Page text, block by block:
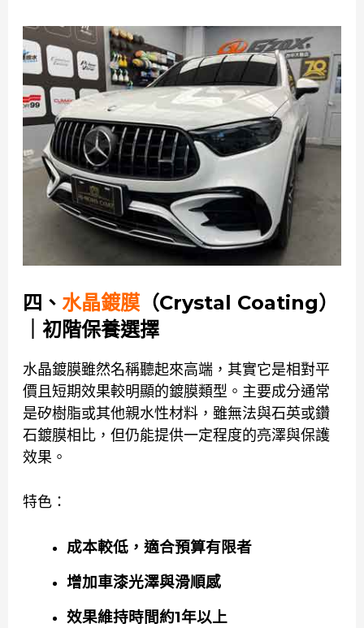
四、 水晶鍍膜（Crystal Coating）
｜初階保養選擇
水晶鍍膜雖然名稱聽起來高端，其實它是相對平
價且短期效果較明顯的鍍膜類型。主要成分通常
是矽樹脂或其他親水性材料，雖無法與石英或鑽
石鍍膜相比，但仍能提供一定程度的亮澤與保護
效果。
特色：
成本較低，適合預算有限者
增加車漆光澤與滑順感
效果維持時間約1年以上